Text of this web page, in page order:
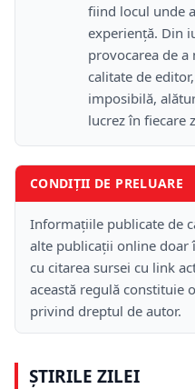
fiind locul unde
experiență. Din
provocarea de a
calitate de
imposibilă,
lucrez în fiecare
CONDIȚII DE PRELUARE
Informațiile publicate de
alte publicații online doar
cu citarea sursei cu link
această regulă constituie
privind dreptul de autor.
ȘTIRILE ZILEI